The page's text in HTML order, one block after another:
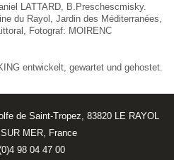
LATTARD, B.Preschescmisky.
du Rayol, Jardin des Méditerranées,
Fotograf: MOIRENC
entwickelt, gewartet und gehostet.
de Saint-Tropez, 83820 LE RAYOL
MER, France
98 04 47 00